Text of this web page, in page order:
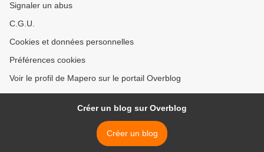
Signaler un abus
C.G.U.
Cookies et données personnelles
Préférences cookies
Voir le profil de Mapero sur le portail Overblog
Créer un blog sur Overblog
Créer un blog